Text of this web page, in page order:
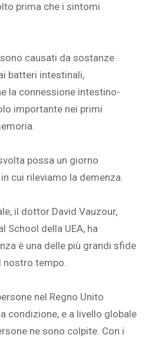
prima che i sintomi
causati da sostanze
batteri intestinali,
la connessione intestino-
importante nei primi
possa un giorno
cui rileviamo la demenza.
il dottor David Vauzour,
School della UEA, ha
è una delle più grandi sfide
nostro tempo.
nel Regno Unito
condizione, e a livello globale
ne sono colpite. Con i